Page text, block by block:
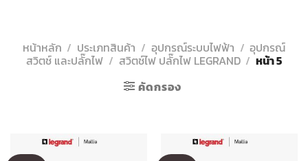
หน้าหลัก / ประเภทสินค้า / อุปกรณ์ระบบไฟฟ้า / อุปกรณ์
สวิตช์ และปลั๊กไฟ / สวิตช์ไฟ ปลั๊กไฟ LEGRAND / หน้า 5
คัดกรอง